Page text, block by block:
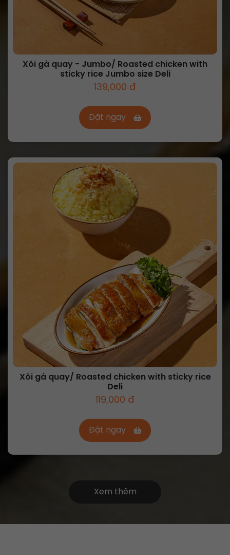
Xôi gà quay - Jumbo/ Roasted chicken with
sticky rice Jumbo size Deli
139,000 đ
Đặt ngay
Xôi gà quay/ Roasted chicken with sticky rice
Deli
119,000 đ
Đặt ngay
Xem thêm